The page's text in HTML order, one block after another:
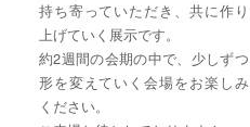
持ち寄っていただき、共に作り
上げていく展示です。
約2週間の会期の中で、少しずつ
形を変えていく会場をお楽しみ
ください。